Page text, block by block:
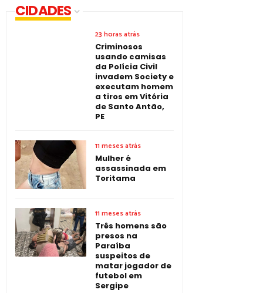
CIDADES
23 horas atrás
Criminosos
usando camisas
da Polícia Civil
invadem Society e
executam homem
a tiros em Vitória
de Santo Antão,
PE
11 meses atrás
Mulher é
assassinada em
Toritama
11 meses atrás
Três homens são
presos na
Paraíba
suspeitos de
matar jogador de
futebol em
Sergipe